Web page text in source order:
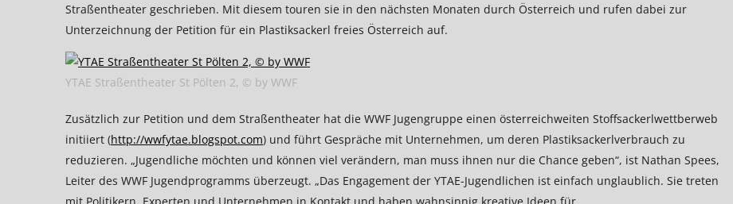
Straßentheater geschrieben. Mit diesem touren sie in den nächsten Monaten durch Österreich und rufen dabei zur
Unterzeichnung der Petition für ein Plastiksackerl freies Österreich auf.
YTAE Straßentheater St Pölten 2, © by WWF
Zusätzlich zur Petition und dem Straßentheater hat die WWF Jugengruppe einen österreichweiten Stoffsackerlwettberweb
initiiert (http://wwfytae.blogspot.com) und führt Gespräche mit Unternehmen, um deren Plastiksackerlverbrauch zu
reduzieren. „Jugendliche möchten und können viel verändern, man muss ihnen nur die Chance geben“, ist Nathan Spees,
Leiter des WWF Jugendprogramms überzeugt. „Das Engagement der YTAE-Jugendlichen ist einfach unglaublich. Sie treten
mit Politikern, Experten und Unternehmen in Kontakt und haben wahnsinnig kreative Ideen für